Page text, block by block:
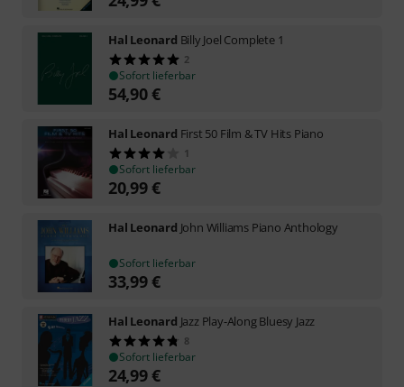
Hal Leonard Billy Joel Complete 1
2
Sofort lieferbar
54,90€
Hal Leonard First 50 Film & TV Hits Piano
1
Sofort lieferbar
20,99€
Hal Leonard John Williams Piano Anthology
Sofort lieferbar
33,99€
Hal Leonard Jazz Play-Along Bluesy Jazz
8
Sofort lieferbar
24,99€